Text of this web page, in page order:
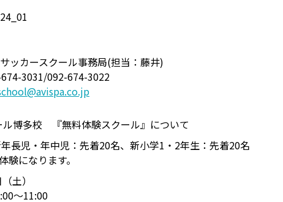
ッカースクール事務局(担当：藤井)
674-3031/092-674-3022
博多校 『無料体験スクール』について
長児・年中児：先着20名、新小学1・2年生：先着20名
になります。
土）
～11:00